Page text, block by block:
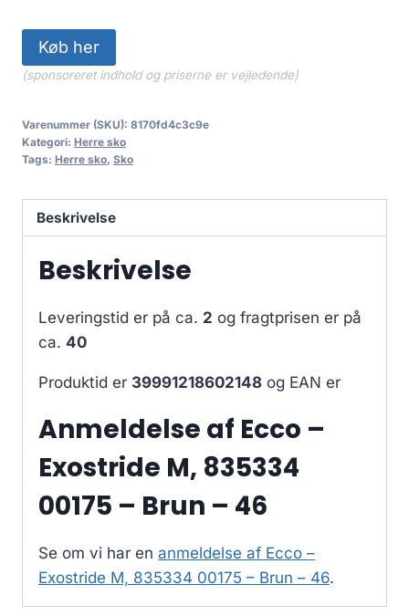
Køb her
(sponsoreret indhold og priserne er vejledende)
Varenummer (SKU): 8170fd4c3c9e
Kategori: Herre sko
Tags: Herre sko, Sko
Beskrivelse
Beskrivelse
Leveringstid er på ca. 2 og fragtprisen er på
ca. 40
Produktid er 39991218602148 og EAN er
Anmeldelse af Ecco –
Exostride M, 835334
00175 – Brun – 46
Se om vi har en anmeldelse af Ecco –
Exostride M, 835334 00175 – Brun – 46.